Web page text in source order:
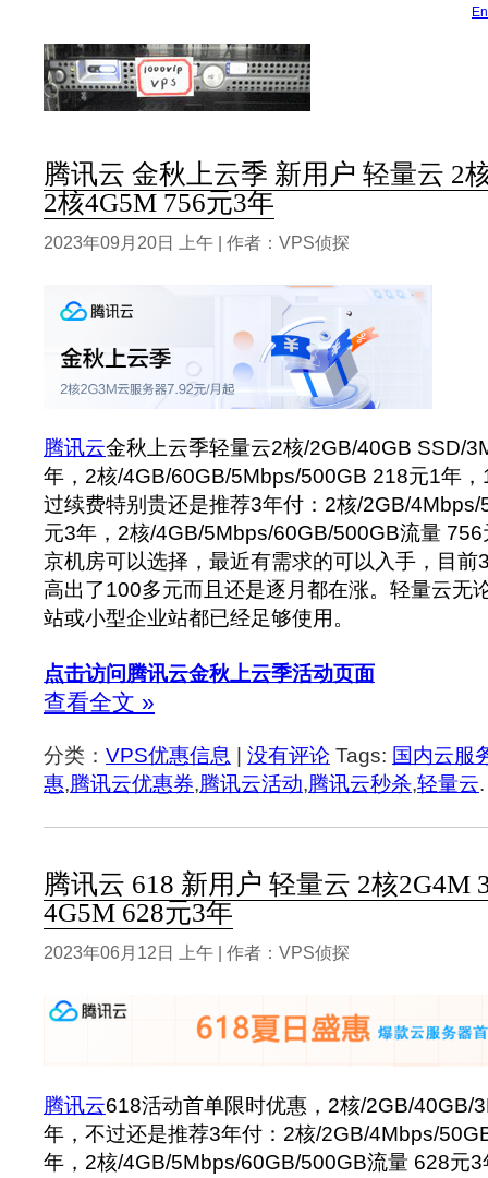
腾讯云 金秋上云季 新用户 轻量云 2
2核4G5M 756元3年
2023年09月20日 上午 | 作者：VPS侦探
腾讯云金秋上云季轻量云2核/2GB/40GB SSD/
年，2核/4GB/60GB/5Mbps/500GB 218元1年
过续费特别贵还是推荐3年付：2核/2GB/
元3年，2核/4GB/5Mbps/60GB/500GB流量
京机房可以选择，最近有需求的可以入手，目前
高出了100多元而且还是逐月都在涨。轻量云无
站或小型企业站都已经足够使用。
点击访问腾讯云金秋上云季活动页面
查看全文 »
分类： VPS优惠信息 没有评论 Tags: 国内云服
惠,腾讯云优惠券,腾讯云活动,腾讯云秒杀,轻量云.
腾讯云 618 新用户 轻量云 2核2G4M
4G5M 628元3年
2023年06月12日 上午 | 作者：VPS侦探
腾讯云618活动首单限时优惠，2核/2GB/40GB/
年，不过还是推荐3年付：2核/2GB/4Mbps/
年，2核/4GB/5Mbps/60GB/500GB流量 628元